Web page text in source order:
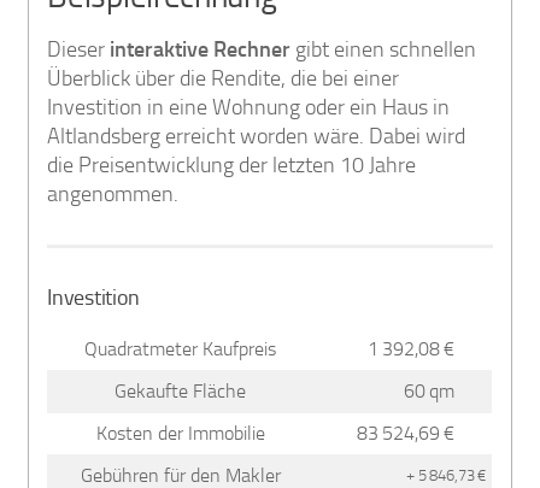
Dieser interaktive Rechner gibt einen schnellen
Überblick über die Rendite, die bei einer
Investition in eine Wohnung oder ein Haus in
Altlandsberg erreicht worden wäre. Dabei wird
die Preisentwicklung der letzten 10 Jahre
angenommen.
Investition
Quadratmeter Kaufpreis
1 392,08 €
Gekaufte Fläche
60 qm
Kosten der Immobilie
83 524,69 €
Gebühren für den Makler
+ 5 846,73 €